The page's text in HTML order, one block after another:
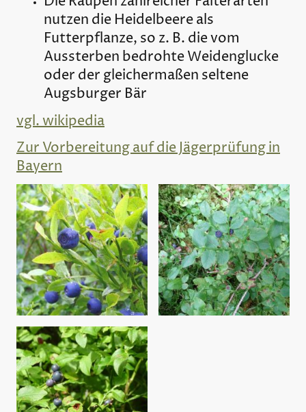
nutzen die Heidelbeere als
Futterpflanze, so z. B. die vom
Aussterben bedrohte Weidenglucke
oder der gleichermaßen seltene
Augsburger Bär
vgl. wikipedia
Zur Vorbereitung auf die Jägerprüfung in
Bayern